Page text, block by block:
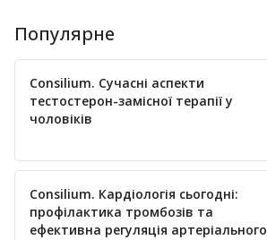
Популярне
Consilium. Сучасні аспекти
тестостерон-замісної терапії у
чоловіків
Consilium. Кардіологія сьогодні:
профілактика тромбозів та
ефективна регуляція артеріального